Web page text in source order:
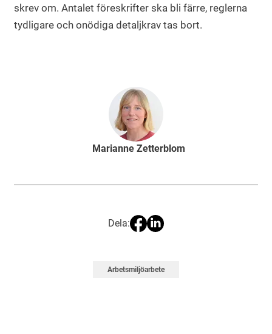
skrev om. Antalet föreskrifter ska bli färre, reglerna
tydligare och onödiga detaljkrav tas bort.
Marianne Zetterblom
Dela:
Arbetsmiljöarbete